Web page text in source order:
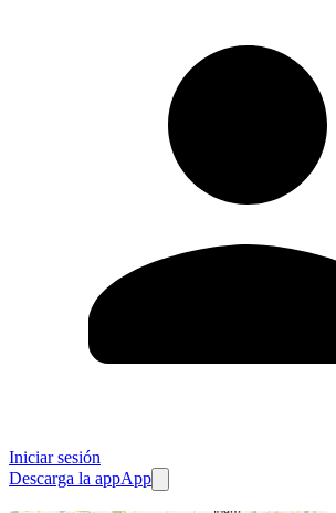
Iniciar sesión
Descarga la appApp